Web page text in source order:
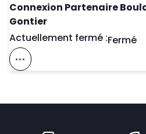
Connexion Partenaire
Gontier
Actuellement fermé :Day of
Fermé
Voir Ce Magasin Sur La Carte